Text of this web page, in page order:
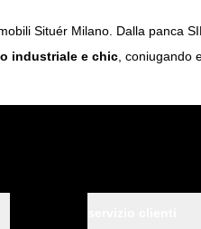
Situér Milano. Dalla panca
industriale e chic , coniugando